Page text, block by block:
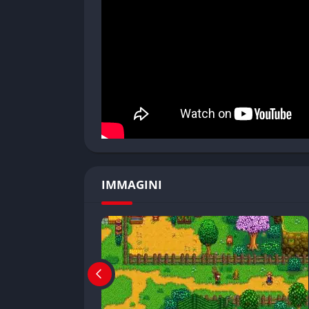
bundle del Centro Comunitario.
l’aumento dell’energia, della salute o della
con macchine dedicate e organizzare
Modalità di gioco
Modalità singleplayer
IMMAGINI